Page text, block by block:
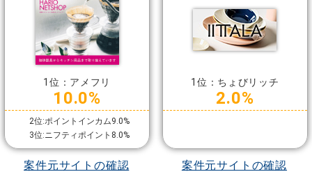
1位：アメフリ
10.0%
2位:ポイントインカム9.0%
3位:ニフティポイント8.0%
案件元サイトの確認
1位：ちょびリッチ
2.0%
案件元サイトの確認